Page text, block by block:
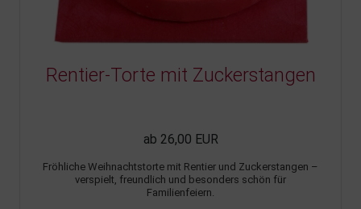
Rentier-Torte mit Zuckerstangen
ab 26,00 EUR
Fröhliche Weihnachtstorte mit Rentier und Zuckerstangen –
verspielt, freundlich und besonders schön für
Familienfeiern.